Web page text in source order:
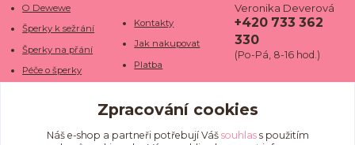
O Dewewe
Šperky k sežrání
Šperky na přání
Péče o šperky
Kamenné obchody
Fotogalerie
Kontakty
Jak nakupovat
Platba
Doba dodání
Doprava
Veronika Deverová
+420 733 362
330
(Po-Pá, 8-16 hod.)
we.cz
Zpracování cookies
Náš e-shop a partneři potřebují Váš souhlass použitím